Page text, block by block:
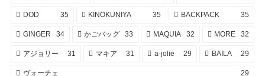
DOD 35 KINOKUNIYA 35 BACKPACK 35
GINGER 34 かごバッグ 33 MAQUIA 32 MORE 32
アジョリー 31 マキア 31 a-jolie 29 BAILA 29
ヴォーチェ 29